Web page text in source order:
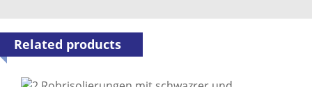
Related products